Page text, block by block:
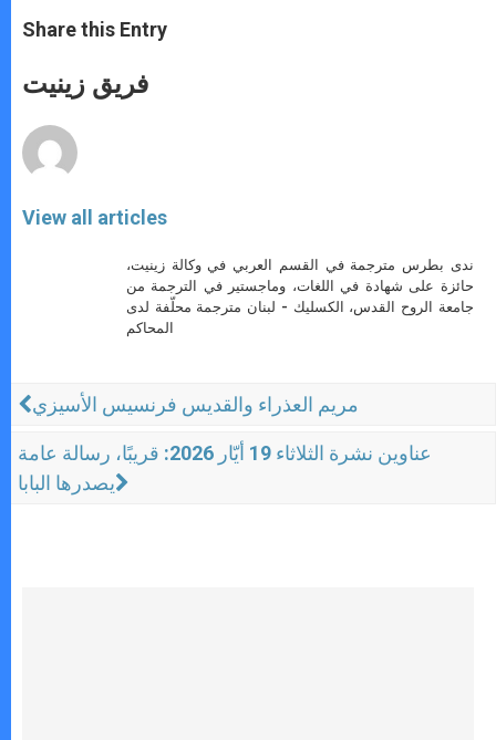
t
s
p
p
s
e
g
e
e
b
o
k
Share this Entry
فريق زينيت
View all articles
ندى بطرس مترجمة في القسم العربي في وكالة زينيت،
حائزة على شهادة في اللغات، وماجستير في الترجمة من
جامعة الروح القدس، الكسليك - لبنان مترجمة محلّفة لدى
المحاكم
مريم العذراء والقديس فرنسيس الأسيزي
عناوين نشرة الثلاثاء 19 أيّار 2026: قريبًا، رسالة عامة
يصدرها البابا